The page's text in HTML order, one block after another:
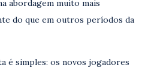
abordagem muito mais
do que em outros períodos da
é simples: os novos jogadores